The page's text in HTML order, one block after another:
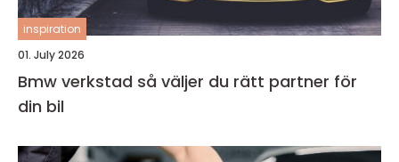
inspiration
01. July 2026
Bmw verkstad så väljer du rätt partner för
din bil